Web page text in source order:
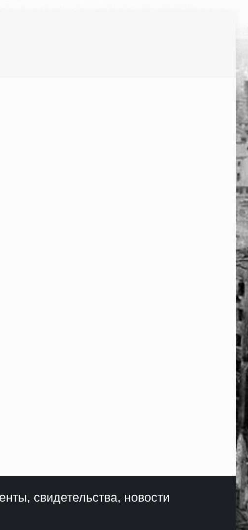
свидетельства, новости